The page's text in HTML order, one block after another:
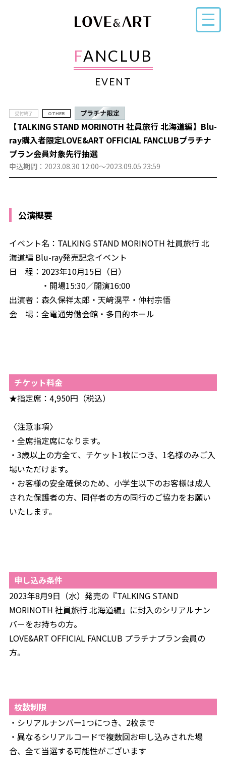
FANCLUB
EVENT
受付終了 OTHER プラチナ限定
【TALKING STAND MORINOTH 社員旅行 北海道編】Blu-
ray購入者限定LOVE&ART OFFICIAL FANCLUBプラチナ
プラン会員対象先行抽選
申込期間：2023.08.30 12:00～2023.09.05 23:59
公演概要
イベント名：TALKING STAND MORINOTH 社員旅行 北
海道編 Blu-ray発売記念イベント
日 程：2023年10月15日（日）
・開場15:30／開演16:00
出演者：森久保祥太郎・天﨑滉平・仲村宗悟
会 場：全電通労働会館・多目的ホール
チケット料金
★指定席：4,950円（税込）
〈注意事項〉
・全席指定席になります。
・3歳以上の方全て、チケット1枚につき、1名様のみご入
場いただけます。
・お客様の安全確保のため、小学生以下のお客様は成人
された保護者の方、同伴者の方の同行のご協力をお願い
いたします。
申し込み条件
2023年8月9日（水）発売の『TALKING STAND
MORINOTH 社員旅行 北海道編』に封入のシリアルナン
バーをお持ちの方。
LOVE&ART OFFICIAL FANCLUB プラチナプラン会員の
方。
枚数制限
・シリアルナンバー1つにつき、2枚まで
・異なるシリアルコードで複数回お申し込みされた場
合、全て当選する可能性がございます